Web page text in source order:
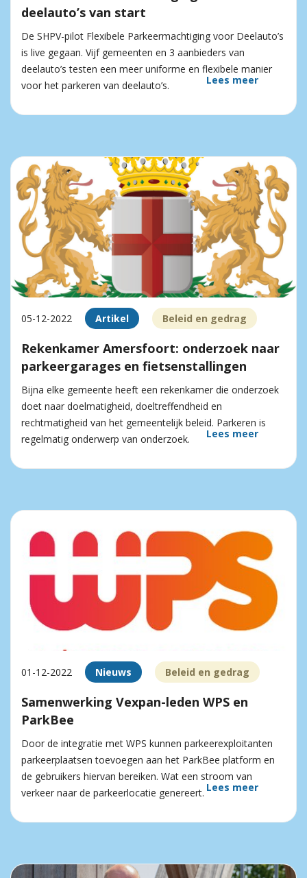
deelauto’s van start
De SHPV-pilot Flexibele Parkeermachtiging voor Deelauto’s
is live gegaan. Vijf gemeenten en 3 aanbieders van
deelauto’s testen een meer uniforme en flexibele manier
voor het parkeren van deelauto’s.
Lees meer
05-12-2022 Artikel Beleid en gedrag
Rekenkamer Amersfoort: onderzoek naar
parkeergarages en fietsenstallingen
Bijna elke gemeente heeft een rekenkamer die onderzoek
doet naar doelmatigheid, doeltreffendheid en
rechtmatigheid van het gemeentelijk beleid. Parkeren is
regelmatig onderwerp van onderzoek.
Lees meer
01-12-2022 Nieuws Beleid en gedrag
Samenwerking Vexpan-leden WPS en
ParkBee
Door de integratie met WPS kunnen parkeerexploitanten
parkeerplaatsen toevoegen aan het ParkBee platform en
de gebruikers hiervan bereiken. Wat een stroom van
verkeer naar de parkeerlocatie genereert. Lees meer